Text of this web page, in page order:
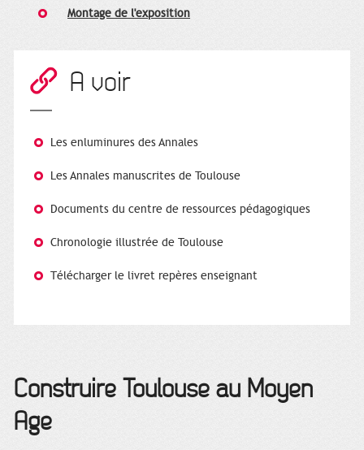
Montage de l'exposition
A voir
Les enluminures des Annales
Les Annales manuscrites de Toulouse
Documents du centre de ressources pédagogiques
Chronologie illustrée de Toulouse
Télécharger le livret repères enseignant
Construire Toulouse au Moyen
Âge